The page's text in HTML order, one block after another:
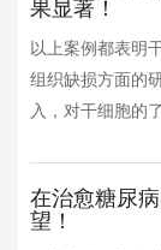
果显著！
以上案例都表明
组织缺损方面的
入，对干细胞的
在治愈糖尿
望！